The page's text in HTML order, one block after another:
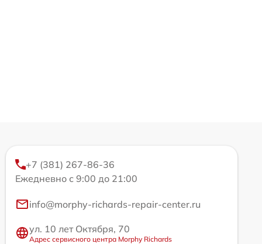
+7 (381) 267-86-36
Ежедневно с 9:00 до 21:00
info@morphy-richards-repair-center.ru
ул. 10 лет Октября, 70
Адрес сервисного центра Morphy Richards